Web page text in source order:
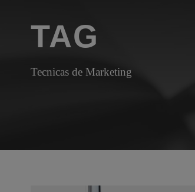
TAG
Tecnicas de Marketing